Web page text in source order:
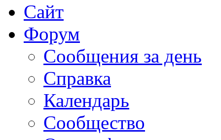
Сайт
Форум
Сообщения за день
Справка
Календарь
Сообщество